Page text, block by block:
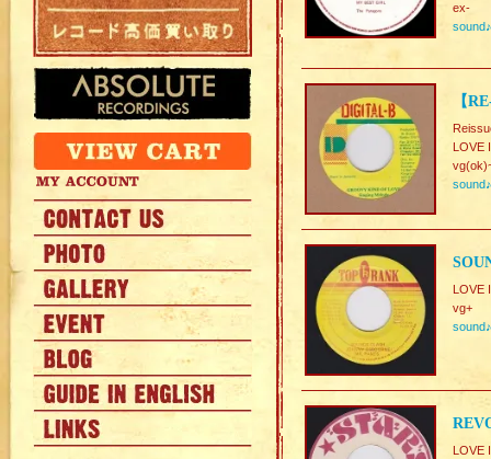
ex-
sound♪
【
LOVE
sound♪
LOVE
vg+
sound♪
LOVE